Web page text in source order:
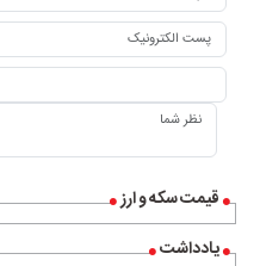
قیمت سکه و ارز
یادداشت